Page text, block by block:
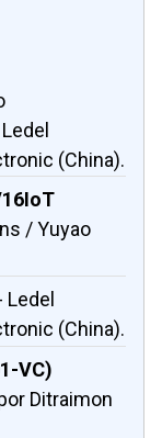
(China).
/ Yuyao
(China).
VC)
Ditraimon